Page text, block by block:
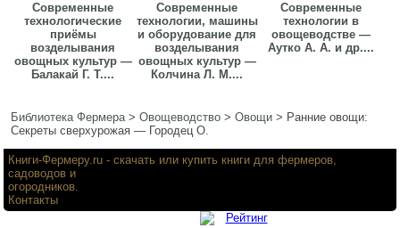
Современные
технологические
приёмы
возделывания
овощных культур —
Балакай Г. Т....
Современные
технологии, машины
и оборудование для
возделывания
овощных культур —
Колчина Л. М....
Современные
технологии в
овощеводстве —
Аутко А. А. и др....
Библиотека Фермера>Овощеводство >Овощи > Ранние овощи:
Секреты сверхурожая — Городец О.
Книги-Фермеру.ru - скачать или купить книги для фермеров,
садоводов и
огородников.
Контакты